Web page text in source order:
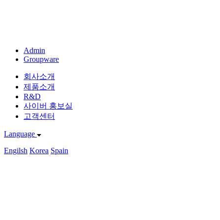
Admin
Groupware
회사소개
제품소개
R&D
사이버 홍보실
고객센터
Language
Engilsh Korea Spain